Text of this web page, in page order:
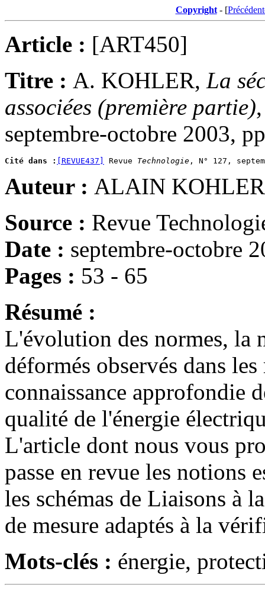
Copyright- [
Article : [ART450]
Titre : A. KOHLER, La
associées (première partie)
septembre-octobre 2003,
Cité dans : [REVUE437] Revue Technologie
Auteur : ALAIN KOHLER
Source : Revue
Date : septembre-octobre
Pages : 53 - 65
Résumé :
L'évolution des normes, la
déformés observés dans
connaissance approfondie
qualité de l'énergie
L'article dont nous vous
passe en revue les notions
les schémas de Liaisons à
de mesure adaptés à la
Mots-clés : énergie,